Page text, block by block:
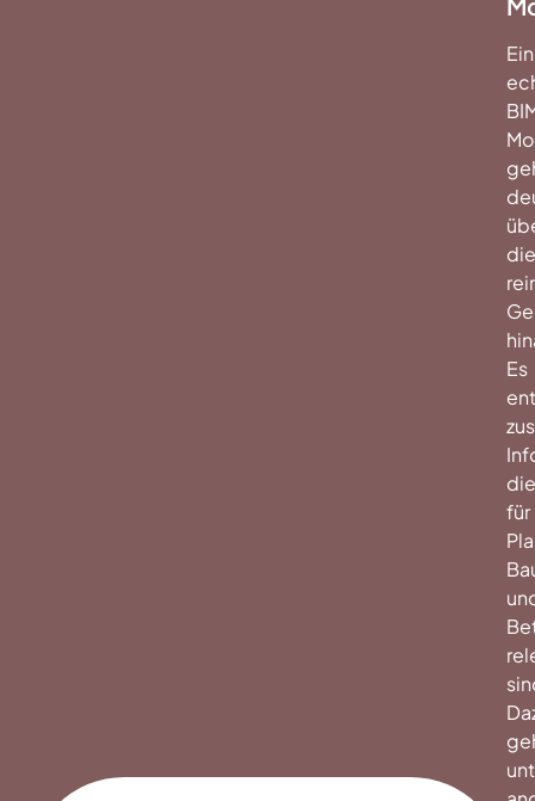
Ein
die
Es
die
für